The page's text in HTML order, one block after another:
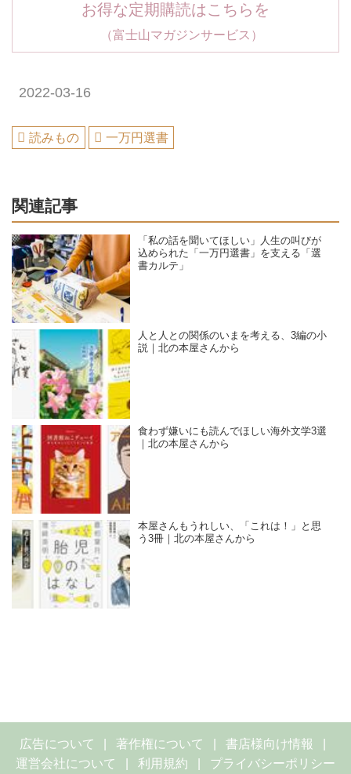
お得な定期購読はこちらを
（富士山マガジンサービス）
2022-03-16
読みもの 一万円選書
関連記事
「私の話を聞いてほしい」人生の叫びが
込められた「一万円選書」を支える「選
書カルテ」
人と人との関係のいまを考える、3編の小
説｜北の本屋さんから
食わず嫌いにも読んでほしい海外文学3選
｜北の本屋さんから
本屋さんもうれしい、「これは！」と思
う3冊｜北の本屋さんから
広告について 著作権について
書店様向け情報
運営会社について
利用規約 プライバシーポリシー